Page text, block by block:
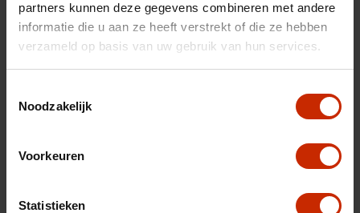
partners kunnen deze gegevens combineren met andere
informatie die u aan ze heeft verstrekt of die ze hebben
verzameld op basis van uw gebruik van hun services.
Noodzakelijk
Voorkeuren
Statistieken
Uw inruilauto